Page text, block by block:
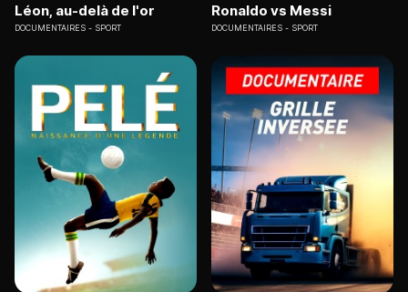
Léon, au-delà de l'or
DOCUMENTAIRES SPORT
Ronaldo vs Messi
DOCUMENTAIRES SPORT